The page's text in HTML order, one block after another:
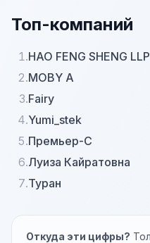
Топ-компаний
1.HAO FENG SHENG LLP
2.MOBY A
3.Fairy
4.Yumi_stek
5.Премьер-С
6.Луиза Кайратовна
7.Туран
Откуда эти цифры?